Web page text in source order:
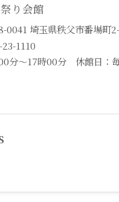
り会館
0041 埼玉県秩父市番場町
1110
分～17時00分 休館日：